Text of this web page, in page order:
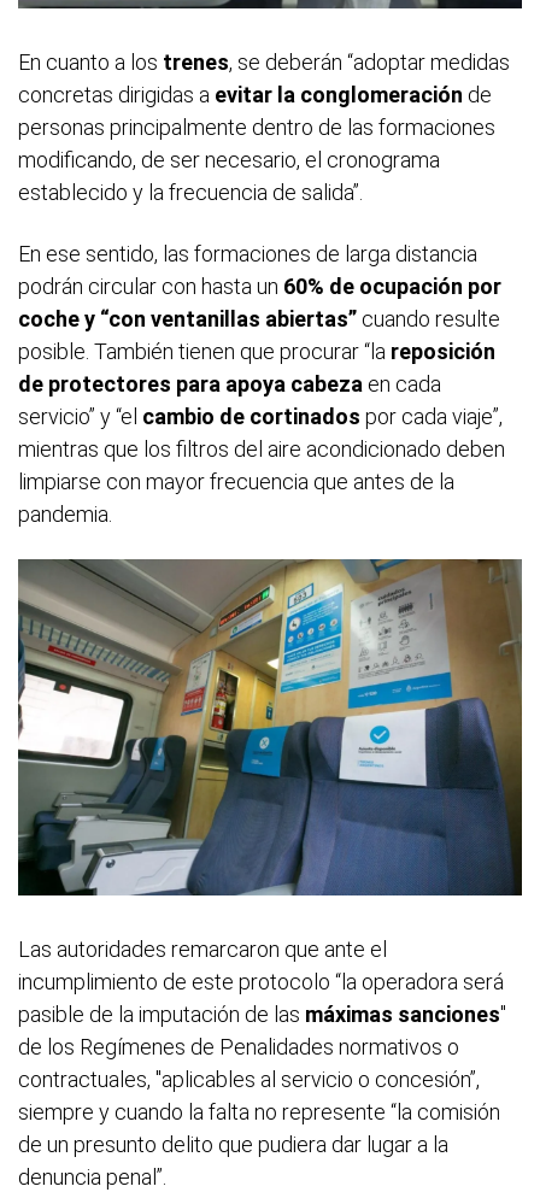
En cuanto a los trenes, se deberán “adoptar medidas
concretas dirigidas a evitar la conglomeración de
personas principalmente dentro de las formaciones
modificando, de ser necesario, el cronograma
establecido y la frecuencia de salida”.
En ese sentido, las formaciones de larga distancia
podrán circular con hasta un 60% de ocupación por
coche y “con ventanillas abiertas” cuando resulte
posible. También tienen que procurar “la reposición
de protectores para apoya cabeza en cada
servicio” y “el cambio de cortinados por cada viaje”,
mientras que los filtros del aire acondicionado deben
limpiarse con mayor frecuencia que antes de la
pandemia.
Las autoridades remarcaron que ante el
incumplimiento de este protocolo “la operadora será
pasible de la imputación de las máximas sanciones"
de los Regímenes de Penalidades normativos o
contractuales, "aplicables al servicio o concesión”,
siempre y cuando la falta no represente “la comisión
de un presunto delito que pudiera dar lugar a la
denuncia penal”.